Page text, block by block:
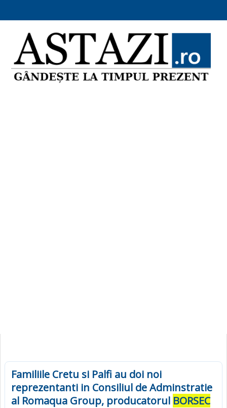
Familiile Cretu si Palfi au doi noi
reprezentanti in Consiliul de Adminstratie
al Romaqua Group, producatorul BORSEC